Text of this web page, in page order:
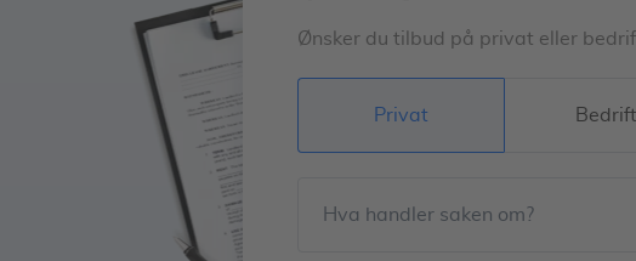
Ønsker du tilbud på privat eller
Privat Bedrift
Hva handler saken om?